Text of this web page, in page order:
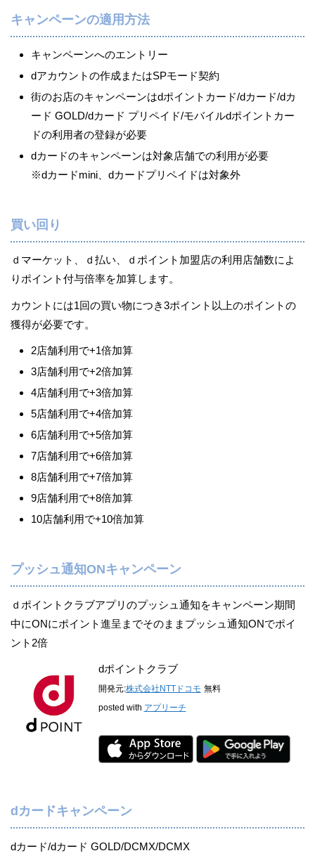
キャンペーンの適用方法
キャンペーンへのエントリー
dアカウントの作成またはSPモード契約
街のお店のキャンペーンはdポイントカード/dカード/dカ
ード GOLD/dカード プリペイド/モバイルdポイントカー
ドの利用者の登録が必要
dカードのキャンペーンは対象店舗での利用が必要
※dカードmini、dカードプリペイドは対象外
買い回り
ｄマーケット、ｄ払い、ｄポイント加盟店の利用店舗数によ
りポイント付与倍率を加算します。
カウントには1回の買い物につき3ポイント以上のポイントの
獲得が必要です。
2店舗利用で+1倍加算
3店舗利用で+2倍加算
4店舗利用で+3倍加算
5店舗利用で+4倍加算
6店舗利用で+5倍加算
7店舗利用で+6倍加算
8店舗利用で+7倍加算
9店舗利用で+8倍加算
10店舗利用で+10倍加算
プッシュ通知ONキャンペーン
ｄポイントクラブアプリのプッシュ通知をキャンペーン期間
中にONにポイント進呈までそのままプッシュ通知ONでポイ
ント2倍
dポイントクラブ
開発元:株式会社NTTドコモ 無料
posted with アプリーチ
dカードキャンペーン
dカード/dカード GOLD/DCMX/DCMX